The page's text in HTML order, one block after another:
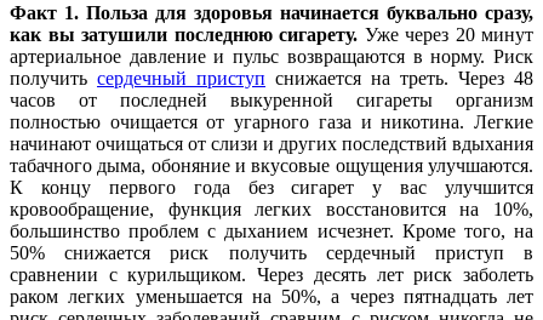
Факт 1. Польза для здоровья начинается буквально сразу,
как вы затушили последнюю сигарету. Уже через 20 минут
артериальное давление и пульс возвращаются в норму. Риск
получить сердечный приступ снижается на треть. Через 48
часов от последней выкуренной сигареты организм
полностью очищается от угарного газа и никотина. Легкие
начинают очищаться от слизи и других последствий вдыхания
табачного дыма, обоняние и вкусовые ощущения улучшаются.
К концу первого года без сигарет у вас улучшится
кровообращение, функция легких восстановится на 10%,
большинство проблем с дыханием исчезнет. Кроме того, на
50% снижается риск получить сердечный приступ в
сравнении с курильщиком. Через десять лет риск заболеть
раком легких уменьшается на 50%, а через пятнадцать лет